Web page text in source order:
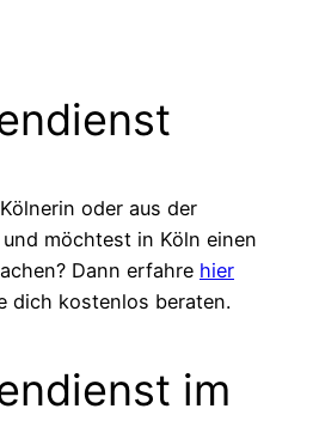
oder aus der
möchtest in Köln einen
Dann erfahre hier
dich kostenlos beraten.
im